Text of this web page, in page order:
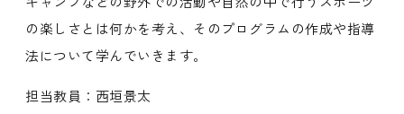
の楽しさとは何かを考え、そのプログラムの作成や指導
法について学んでいきます。
担当教員：西垣景太